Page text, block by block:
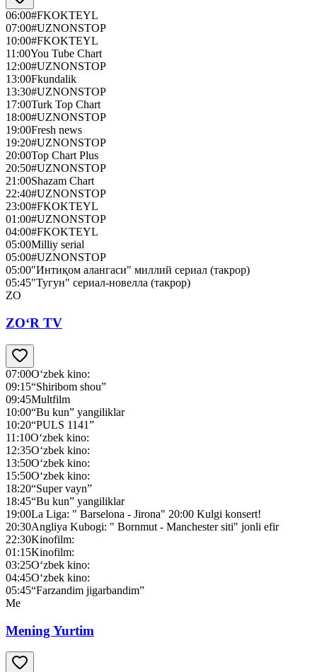
06:00#FKOKTEYL
07:00#UZNONSTOP
10:00#FKOKTEYL
11:00You Tube Chart
12:00#UZNONSTOP
13:00Fkundalik
13:30#UZNONSTOP
17:00Turk Top Chart
18:00#UZNONSTOP
19:00Fresh news
19:20#UZNONSTOP
20:00Top Chart Plus
20:50#UZNONSTOP
21:00Shazam Chart
22:40#UZNONSTOP
23:00#FKOKTEYL
01:00#UZNONSTOP
04:00#FKOKTEYL
05:00Milliy serial
05:00#UZNONSTOP
05:00"Интиқом алангаси" миллий сериал (такрор)
05:45"Тугун" сериал-новелла (такрор)
ZO
ZO‘R TV
07:00O‘zbek kino:
09:15“Shiribom shou”
09:45Multfilm
10:00“Bu kun” yangiliklar
10:20“PULS 1141”
11:10O‘zbek kino:
12:35O‘zbek kino:
13:50O‘zbek kino:
15:50O‘zbek kino:
18:20“Super vayn”
18:45“Bu kun” yangiliklar
19:00La Liga: " Barselona - Jirona" 20:00 Kulgi konsert!
20:30Angliya Kubogi: " Bornmut - Manchester siti" jonli efir
22:30Kinofilm:
01:15Kinofilm:
03:25O‘zbek kino:
04:45O‘zbek kino:
05:45“Farzandim jigarbandim”
Me
Mening Yurtim